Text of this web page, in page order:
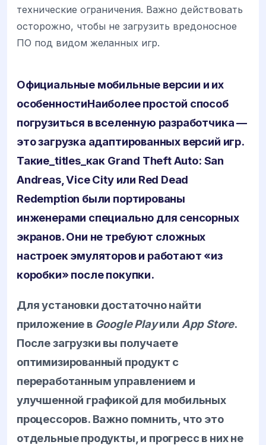
технические ограничения. Важно действовать
осторожно, чтобы не загрузить вредоносное
ПО под видом желанных игр.
Официальные мобильные версии и их
особенностиНаиболее простой способ
погрузиться в вселенную разработчика —
это загрузка адаптированных версий игр.
Такие_titles_как Grand Theft Auto: San
Andreas, Vice City или Red Dead
Redemption были портированы
инженерами специально для сенсорных
экранов. Они не требуют сложных
настроек эмуляторов и работают «из
коробки» после покупки.
Для установки достаточно найти
приложение в Google Playили App Store.
После загрузки вы получаете
оптимизированный продукт с
переработанным управлением и
улучшенной графикой для мобильных
процессоров. Важно помнить, что это
отдельные продукты, и прогресс в них не